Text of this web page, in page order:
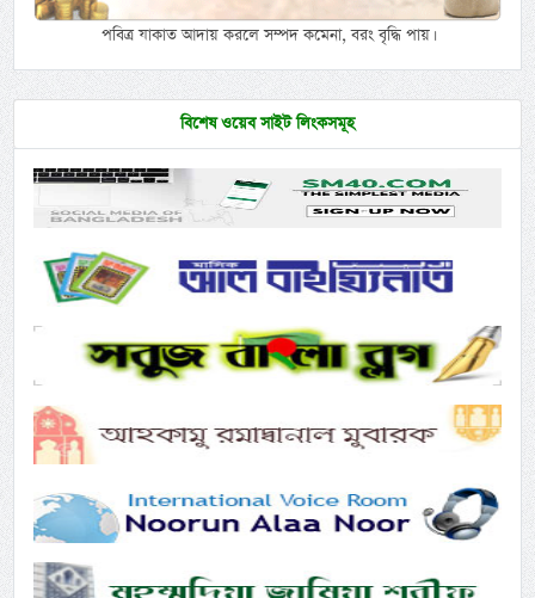
পবিত্র যাকাত আদায় করলে সম্পদ কমেনা, বরং বৃদ্ধি পায়।
বিশেষ ওয়েব সাইট লিংকসমূহ